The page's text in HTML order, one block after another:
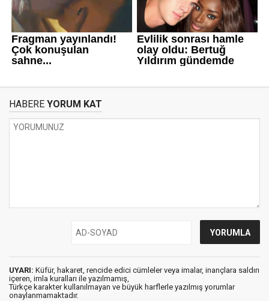
HABERE YORUM KAT
UYARI: Küfür, hakaret, rencide edici cümleler veya imalar, inançlara saldırı
içeren, imla kuralları ile yazılmamış,
Türkçe karakter kullanılmayan ve büyük harflerle yazılmış yorumlar
onaylanmamaktadır.